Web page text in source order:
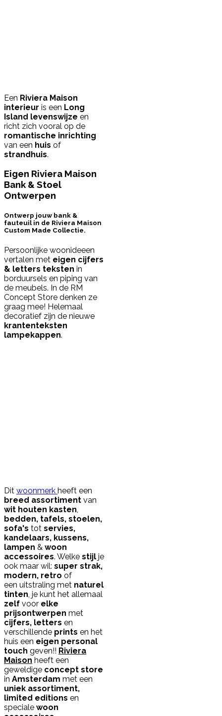
Een Riviera Maison
interieur is een Long
Island levenswijze en
richt zich vooral op de
romantische inrichting
van een huis of
strandhuis.
Eigen Riviera Maison
Bank & Stoel
Ontwerpen
Ontwerp jouw bank &
fauteuil in de Riviera Maison
Custom Made Collectie.
Persoonlijke woonideeen
vertalen met eigen cijfers
& letters teksten in
borduursels en piping van
de meubels. In de RM
Concept Store denken ze
graag mee! Helemaal
decoratief zijn de nieuwe
krantenteksten
lampekappen.
Dit woonmerk heeft een
breed assortiment van
wit houten kasten
bedden, tafels, stoelen,
sofa's tot servies,
kandelaars, kussens,
lampen & woon
accessoires. Welke stijl je
ook maar wil: super strak,
modern, retro of
een uitstraling met naturel
tinten , je kunt het allemaal
zelf voor elke
prijsontwerpen met
cijfers, letters en
verschillende prints en het
huis een eigen personal
touch geven!! Riviera
Maison heeft een
geweldige concept store
in Amsterdam met een
uniek assortiment,
limited editions en
speciale woon